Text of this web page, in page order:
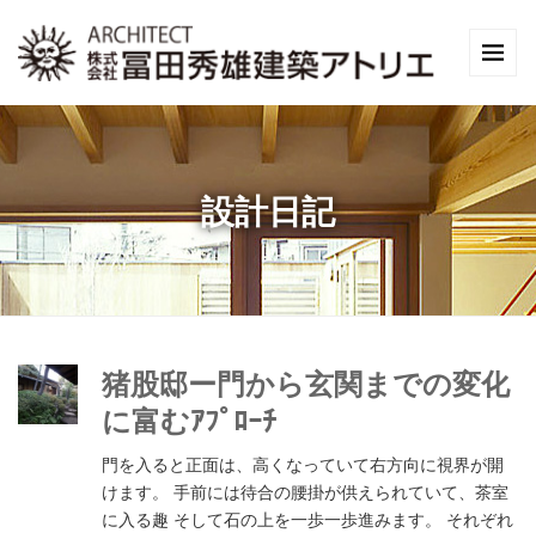
設計日記
猪股邸ー門から玄関までの変化
に富むｱﾌﾟﾛｰﾁ
門を入ると正面は、高くなっていて右方向に視界が開
けます。 手前には待合の腰掛が供えられていて、茶室
に入る趣 そして石の上を一歩一歩進みます。 それぞれ